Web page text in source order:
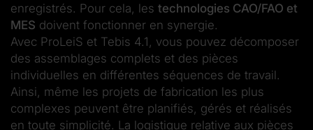
enregistrés. Pour cela, les technologies CAO/FAO et
MES doivent fonctionner en synergie.
Avec ProLeiS et Tebis 4.1, vous pouvez décomposer
des assemblages complets et des pièces
individuelles en différentes séquences de travail.
Ainsi, même les projets de fabrication les plus
complexes peuvent être planifiés, gérés et réalisés
en toute simplicité. La logistique relative aux pièces